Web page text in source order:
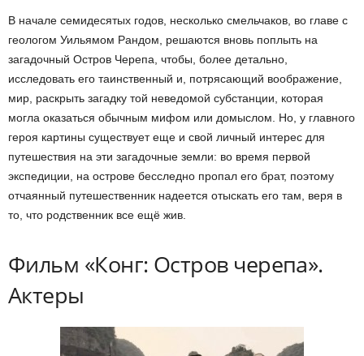
В начале семидесятых годов, несколько смельчаков, во главе с
геологом Уильямом Рандом, решаются вновь поплыть на
загадочный Остров Черепа, чтобы, более детально,
исследовать его таинственный и, потрясающий воображение,
мир, раскрыть загадку той неведомой субстанции, которая
могла оказаться обычным мифом или домыслом. Но, у главного
героя картины существует еще и свой личный интерес для
путешествия на эти загадочные земли: во время первой
экспедиции, на острове бесследно пропал его брат, поэтому
отчаянный путешественник надеется отыскать его там, веря в
то, что родственник все ещё жив.
Фильм «Конг: Остров черепа».
Актеры